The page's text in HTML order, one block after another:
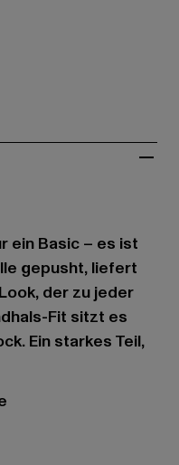
ein Basic – es ist
gepusht, liefert
der zu jeder
Fit sitzt es
Ein starkes Teil,